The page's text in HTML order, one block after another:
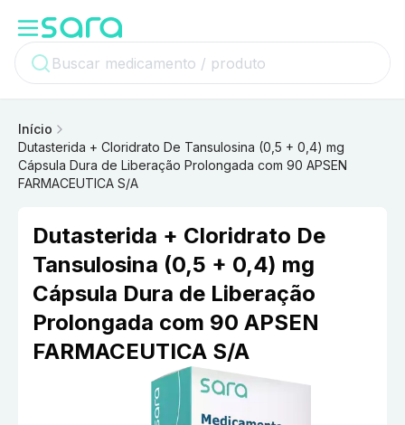
Início
Dutasterida + Cloridrato De Tansulosina (0,5 + 0,4) mg
Cápsula Dura de Liberação Prolongada com 90 APSEN
FARMACEUTICA S/A
Dutasterida + Cloridrato De
Tansulosina (0,5 + 0,4) mg
Cápsula Dura de Liberação
Prolongada com 90 APSEN
FARMACEUTICA S/A